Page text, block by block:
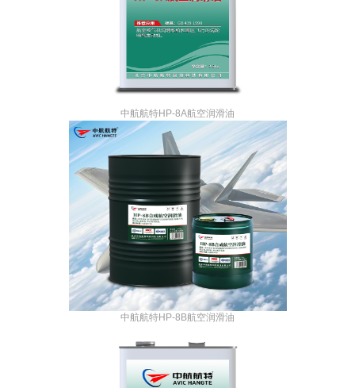
中航航特HP-8A航空润滑油
中航航特HP-8B航空润滑油